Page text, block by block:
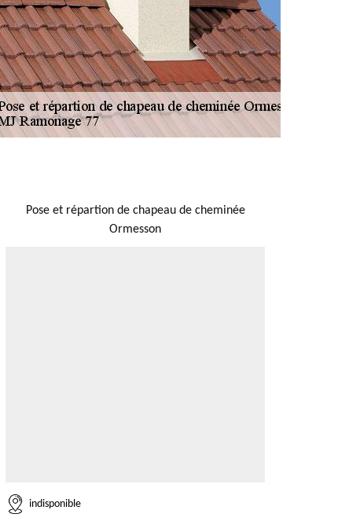
Pose et répartion de chapeau de cheminée
Ormesson
indisponible